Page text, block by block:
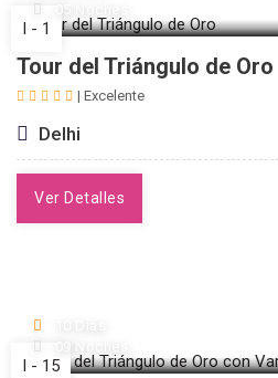
I - 1
05 Noches
Tour del Triángulo de Oro
| Excelente
Delhi
Ver Detalles
I - 15